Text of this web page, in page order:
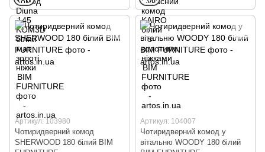
Артикул: 103980
Чотиридверний комод
SHERWOOD 180 білий BIM
Артикул: 104007
Чотиридверний комод у
вітальню WOODY 180 білий